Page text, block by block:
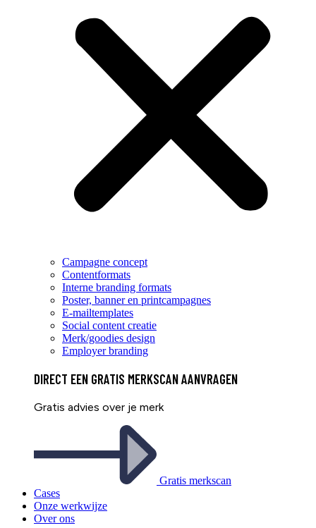
Campagne concept
Contentformats
Interne branding formats
Poster, banner en printcampagnes
E-mailtemplates
Social content creatie
Merk/goodies design
Employer branding
DIRECT EEN GRATIS MERKSCAN AANVRAGEN
Gratis advies over je merk
Gratis merkscan
Cases
Onze werkwijze
Over ons